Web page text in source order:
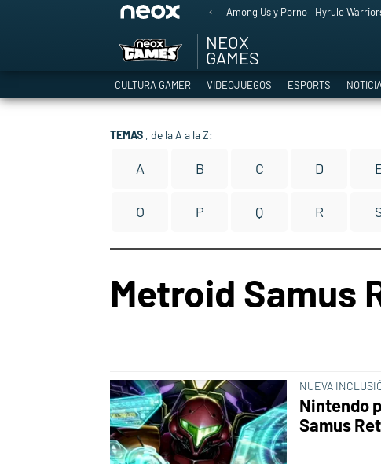
Among Us y Porno Hyrule
NEOX
GAMES
CULTURA GAMER VIDEOJUEGOS ESPORTS
TEMAS , de la A a la Z:
A B C D
O P Q R
Metroid Samus
NUEVA
Nintendo
Samus